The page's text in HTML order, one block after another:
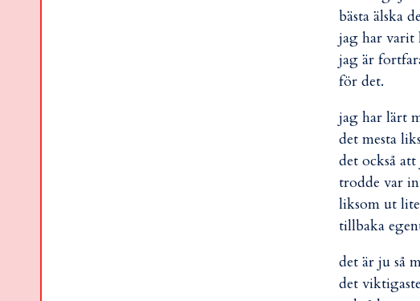
bästa älska
jag har varit
jag är
för det.
jag har lärt
det mesta
det också
trodde var
liksom ut
tillbaka
det är ju så
det